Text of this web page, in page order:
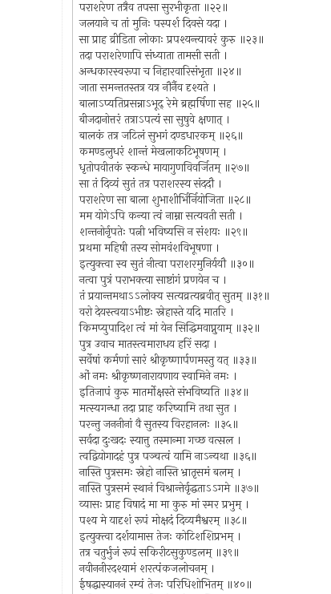
पराशरेण तत्रैव तपसा सुरभीकृता ॥२२॥
जलयाने च तां मुनिः पस्पर्श दिवसे यदा ।
सा प्राह व्रीडिता लोकाः प्रपश्यन्त्यावरं कुरु ॥२३॥
तदा पराशरेणापि संध्याता तामसी सती ।
अन्धकारस्वरूपा च निहारवारिसंभृता ॥२४॥
जाता समन्ततस्तत्र यत्र नौर्नैव दृश्यते ।
बालाऽप्यतिप्रसन्नाऽभूद् रेमे ब्रह्मर्षिणा सह ॥२५॥
बीजदानोत्तरं तत्राऽपत्यं सा सुषुवे क्षणात् ।
बालकं तत्र जटिलं सुभगं दण्डधारकम् ॥२६॥
कमण्डलुधरं शान्तं मेखलाकटिभूषणम् ।
धृतोपवीतकं स्कन्धे मायागुणविवर्जितम् ॥२७॥
सा तं दिव्यं सुतं तत्र पराशरस्य संददौ ।
पराशरेण सा बाला शुभाशीर्भिर्नियोजिता ॥२८॥
मम योगेऽपि कन्या त्वं नाम्ना सत्यवती सती ।
शन्तनोर्नृपतेः पत्नी भविष्यसि न संशयः ॥२९॥
प्रथमा महिषी तस्य सोमवंशविभूषणा ।
इत्युक्त्वा स्व सुतं नीत्वा पराशरमुनिर्ययौ ॥३०॥
नत्वा पुत्रं पराभक्त्या साष्टांगं प्रणयेन च ।
तं प्रयान्तमथाऽऽलोक्य सत्यव्रत्यब्रवीत् सुतम् ॥३१॥
वरो देयस्त्वयाऽभीष्टः स्नेहास्ते यदि मातरि ।
किमप्युपादिश त्वं मां येन सिद्धिमवाप्नुयाम् ॥३२॥
पुत्र उवाच मातस्त्वमाराधय हरिं सदा ।
सर्वेषां कर्मणां सारं श्रीकृष्णार्पणमस्तु यत् ॥३३॥
ओं नमः श्रीकृष्णनारायणाय स्वामिने नमः ।
इतिजापं कुरु मातर्मोक्षस्ते संभविष्यति ॥३४॥
मत्स्यगन्धा तदा प्राह करिष्यामि तथा सुत ।
परन्तु जननीनां वै सुतस्य विरहानलः ॥३५॥
सर्वदा दुःखदः स्यात्तु तस्मान्मा गच्छ वत्सल ।
त्वद्वियोगादहं पुत्र पञ्चत्वं यामि नाऽन्यथा ॥३६॥
नास्ति पुत्रसमः स्नेहो नास्ति भ्रातृसमं बलम् ।
नास्ति पुत्रसमं स्थानं विश्रान्तेर्वृद्धताऽऽगमे ॥३७॥
व्यासः प्राह विषादं मा मा कुरु मां स्मर प्रभुम् ।
पश्य मे यादृशं रूपं मोक्षदं दिव्यमैश्वरम् ॥३८॥
इत्युक्त्वा दर्शयामास तेजः कोटिशशिप्रभम् ।
तत्र चतुर्भुजं रूपं सकिरीटसुकुण्डलम् ॥३९॥
नवीननीरदश्यामं शरत्पंकजलोचनम् ।
ईषद्धास्याननं रम्यं तेजः परिधिशोभितम् ॥४०॥